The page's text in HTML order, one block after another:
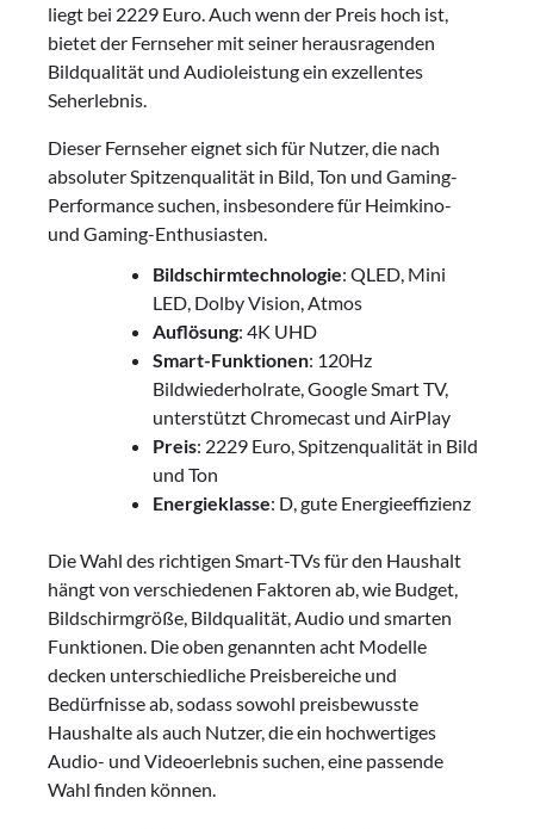
liegt bei 2229 Euro. Auch wenn der Preis hoch ist,
bietet der Fernseher mit seiner herausragenden
Bildqualität und Audioleistung ein exzellentes
Seherlebnis.
Dieser Fernseher eignet sich für Nutzer, die nach
absoluter Spitzenqualität in Bild, Ton und Gaming-
Performance suchen, insbesondere für Heimkino-
und Gaming-Enthusiasten.
Bildschirmtechnologie: QLED, Mini
LED, Dolby Vision, Atmos
Auflösung: 4K UHD
Smart-Funktionen: 120Hz
Bildwiederholrate, Google Smart TV,
unterstützt Chromecast und AirPlay
Preis: 2229 Euro, Spitzenqualität in Bild
und Ton
Energieklasse: D, gute Energieeffizienz
Die Wahl des richtigen Smart-TVs für den Haushalt
hängt von verschiedenen Faktoren ab, wie Budget,
Bildschirmgröße, Bildqualität, Audio und smarten
Funktionen. Die oben genannten acht Modelle
decken unterschiedliche Preisbereiche und
Bedürfnisse ab, sodass sowohl preisbewusste
Haushalte als auch Nutzer, die ein hochwertiges
Audio- und Videoerlebnis suchen, eine passende
Wahl finden können.